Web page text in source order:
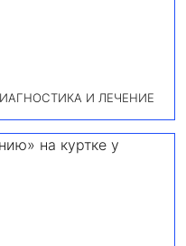
И ЛЕЧЕНИЕ